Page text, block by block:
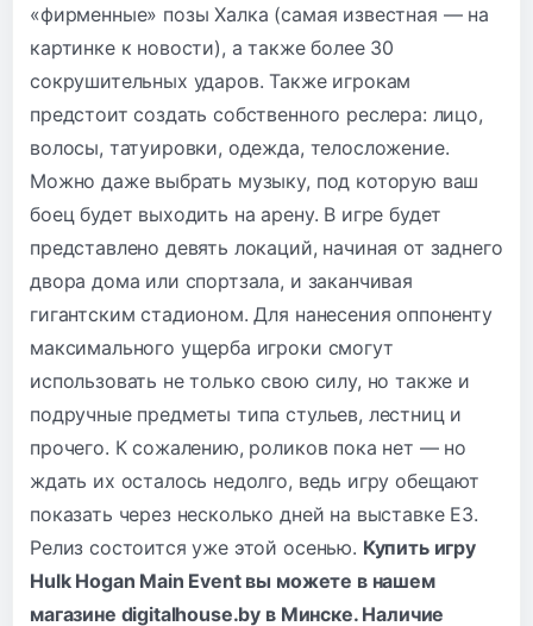
«фирменные» позы Халка (самая известная — на
картинке к новости), а также более 30
сокрушительных ударов. Также игрокам
предстоит создать собственного реслера: лицо,
волосы, татуировки, одежда, телосложение.
Можно даже выбрать музыку, под которую ваш
боец будет выходить на арену. В игре будет
представлено девять локаций, начиная от заднего
двора дома или спортзала, и заканчивая
гигантским стадионом. Для нанесения оппоненту
максимального ущерба игроки смогут
использовать не только свою силу, но также и
подручные предметы типа стульев, лестниц и
прочего. К сожалению, роликов пока нет — но
ждать их осталось недолго, ведь игру обещают
показать через несколько дней на выставке E3.
Релиз состоится уже этой осенью. Купить игру
Hulk Hogan Main Event вы можете в нашем
магазине digitalhouse.by в Минске. Наличие